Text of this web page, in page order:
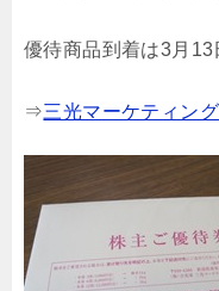
優待商品到着は3月13
⇒三光マーケティン